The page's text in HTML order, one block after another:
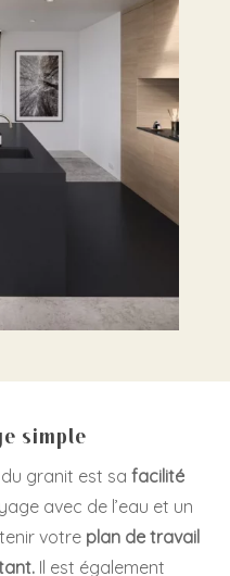
simple
granit est sa facilité
avec de l’eau et un
votre plan de travail
Il est également